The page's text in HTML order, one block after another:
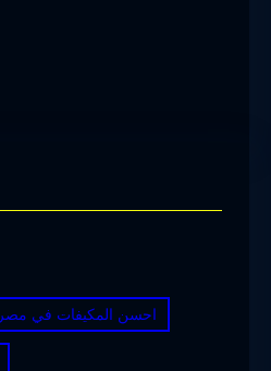
احسن المكيفات في مصر